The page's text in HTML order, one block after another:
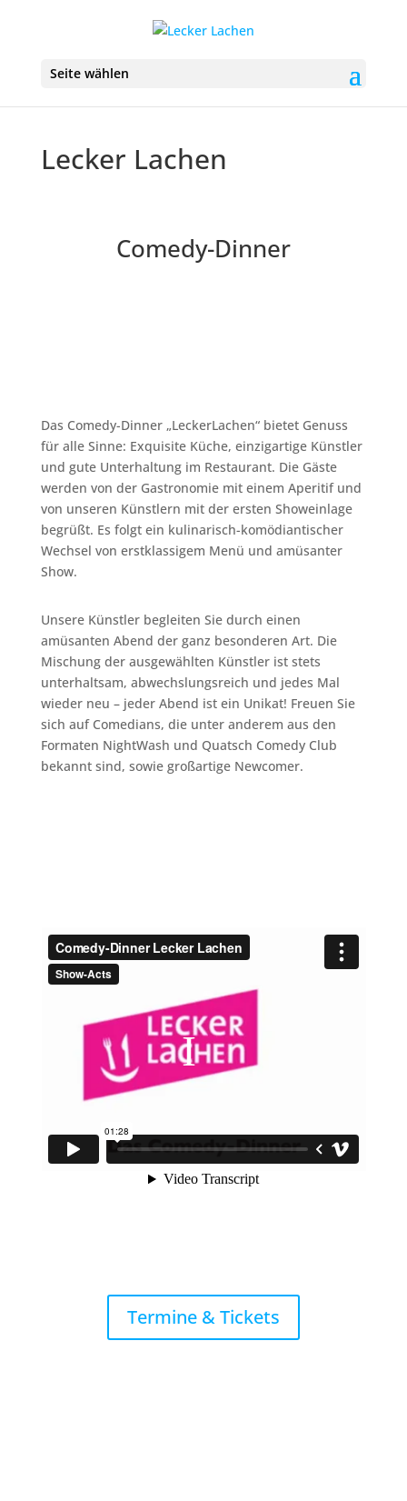
Seite wählen
Lecker Lachen
Comedy-Dinner
Das Comedy-Dinner „LeckerLachen“ bietet Genuss
für alle Sinne: Exquisite Küche, einzigartige Künstler
und gute Unterhaltung im Restaurant. Die Gäste
werden von der Gastronomie mit einem Aperitif und
von unseren Künstlern mit der ersten Showeinlage
begrüßt. Es folgt ein kulinarisch-komödiantischer
Wechsel von erstklassigem Menü und amüsanter
Show.
Unsere Künstler begleiten Sie durch einen
amüsanten Abend der ganz besonderen Art. Die
Mischung der ausgewählten Künstler ist stets
unterhaltsam, abwechslungsreich und jedes Mal
wieder neu – jeder Abend ist ein Unikat! Freuen Sie
sich auf Comedians, die unter anderem aus den
Formaten NightWash und Quatsch Comedy Club
bekannt sind, sowie großartige Newcomer.
Termine & Tickets